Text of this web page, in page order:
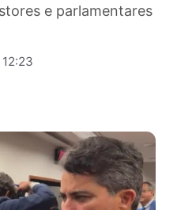
dos municípios e
e
12:23